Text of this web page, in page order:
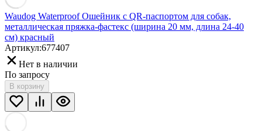
Waudog Waterproof Ошейник с QR-паспортом для собак,
металлическая пряжка-фастекс (ширина 20 мм, длина 24-40
см) красный
Артикул:677407
Нет в наличии
По запросу
В корзину